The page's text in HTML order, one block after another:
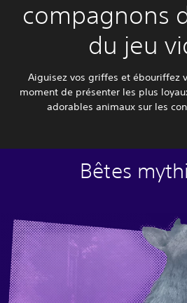
compagnons
du jeu
Aiguisez vos griffes et ébouriffez
moment de présenter les plus
adorables animaux sur les
Bêtes